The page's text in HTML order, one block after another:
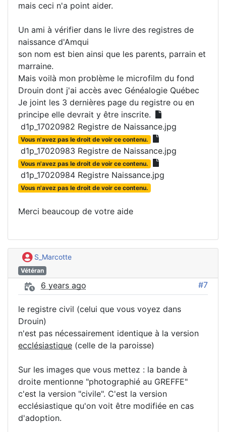
mais ceci n'a point aider.
Un ami à vérifier dans le livre des registres de
naissance d'Amqui
son nom est bien ainsi que les parents, parrain et
marraine.
Mais voilà mon problème le microfilm du fond
Drouin dont j'ai accès avec Généalogie Québec
Je joint les 3 dernières page du registre ou en
principe elle devrait y être inscrite.
d1p_17020982 Registre de Naissance.jpg
Vous n'avez pas le droit de voir ce contenu.
d1p_17020983 Registre de Naissance.jpg
Vous n'avez pas le droit de voir ce contenu.
d1p_17020984 Registre Naissance.jpg
Vous n'avez pas le droit de voir ce contenu.
Merci beaucoup de votre aide
S_Marcotte
Vétéran
6 years ago #7
le registre civil (celui que vous voyez dans
Drouin)
n'est pas nécessairement identique à la version
ecclésiastique (celle de la paroisse)
Sur les images que vous mettez : la bande à
droite mentionne "photographié au GREFFE"
c'est la version "civile". C'est la version
ecclésiastique qu'on voit être modifiée en cas
d'adoption.